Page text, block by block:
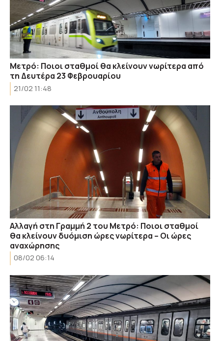
Μετρό: Ποιοι σταθμοί θα κλείνουν νωρίτερα από
τη Δευτέρα 23 Φεβρουαρίου
21/02 11:48
Αλλαγή στη Γραμμή 2 του Μετρό: Ποιοι σταθμοί
θα κλείνουν δυόμιση ώρες νωρίτερα – Οι ώρες
αναχώρησης
08/02 06:14